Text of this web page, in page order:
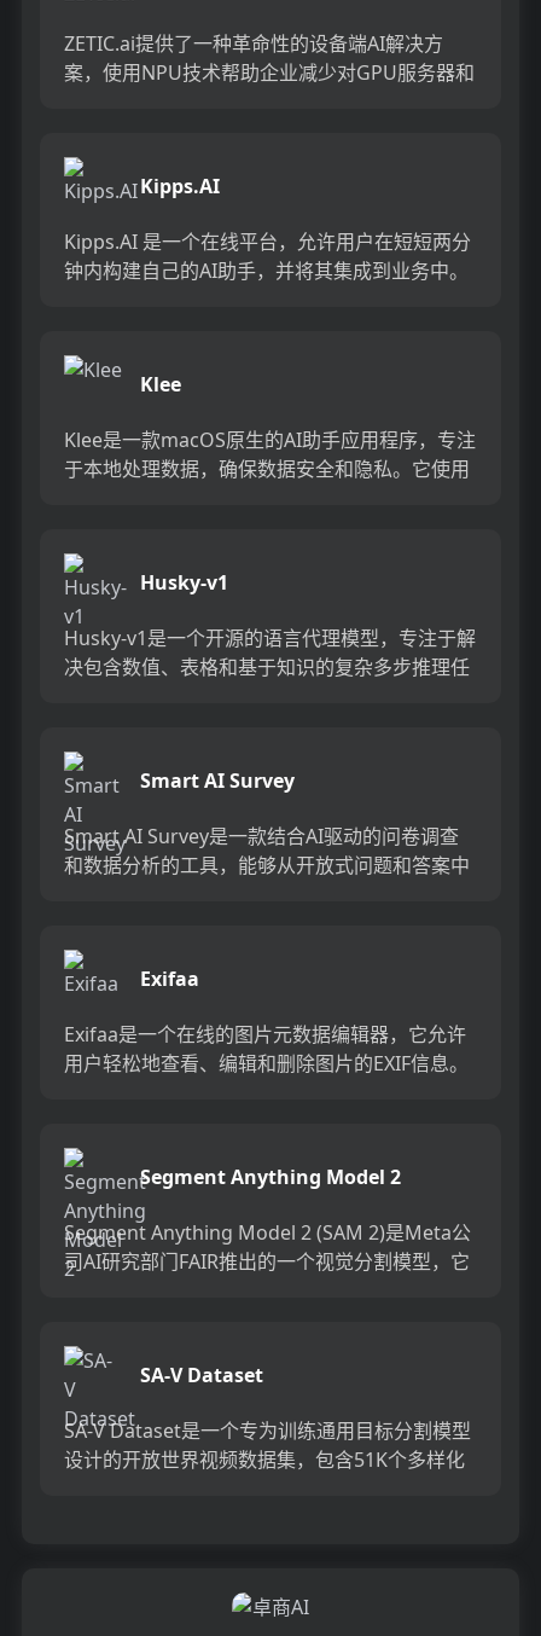
ZETIC.ai提供了一种革命性的设备端AI解决方
案，使用NPU技术帮助企业减少对GPU服务器和
Kipps.AI
Kipps.AI 是一个在线平台，允许用户在短短两分
钟内构建自己的AI助手，并将其集成到业务中。
Klee
Klee是一款macOS原生的AI助手应用程序，专注
于本地处理数据，确保数据安全和隐私。它使用
Husky-v1
Husky-v1是一个开源的语言代理模型，专注于解
决包含数值、表格和基于知识的复杂多步推理任
Smart AI Survey
Smart AI Survey是一款结合AI驱动的问卷调查
和数据分析的工具，能够从开放式问题和答案中
Exifaa
Exifaa是一个在线的图片元数据编辑器，它允许
用户轻松地查看、编辑和删除图片的EXIF信息。
Segment Anything Model 2
Segment Anything Model 2 (SAM 2)是Meta公
司AI研究部门FAIR推出的一个视觉分割模型，它
SA-V Dataset
SA-V Dataset是一个专为训练通用目标分割模型
设计的开放世界视频数据集，包含51K个多样化